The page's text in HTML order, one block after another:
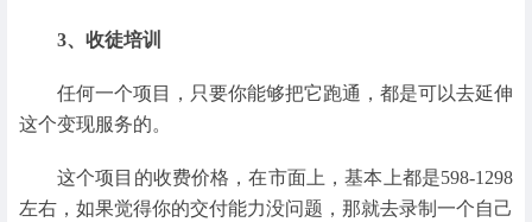
3、收徒培训
任何一个项目，只要你能够把它跑通，都是可以去延伸
这个变现服务的。
这个项目的收费价格，在市面上，基本上都是598-1298
左右，如果觉得你的交付能力没问题，那就去录制一个自己